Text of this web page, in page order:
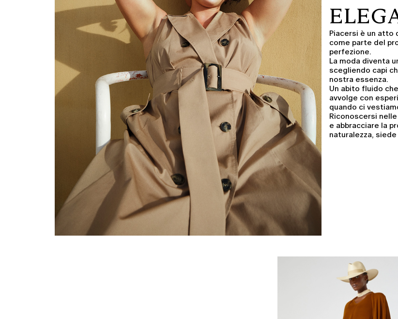
Piacersi è un atto
come parte del
perfezione.
La moda diventa
scegliendo capi
nostra essenza.
Un abito fluido
avvolge con
quando ci
Riconoscersi
e abbracciare la
naturalezza,